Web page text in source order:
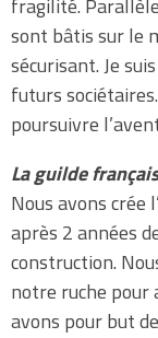
fragilité.
sont bâtis sur le
sécurisant. Je
futurs
poursuivre
La guilde
Nous avons crée
après 2 années
construction.
notre ruche pour
avons pour but